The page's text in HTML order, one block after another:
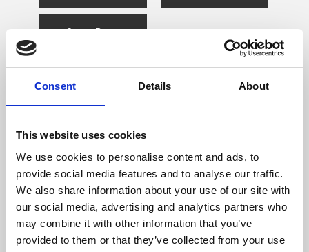
Consent Details About
This website uses cookies
We use cookies to personalise content and ads, to
provide social media features and to analyse our traffic.
We also share information about your use of our site with
our social media, advertising and analytics partners who
may combine it with other information that you’ve
provided to them or that they’ve collected from your use
Spare Parts
Rendimento Nominal (%)
Comprimento Máximo Lenha (mm) 700
Temperatura Máxima de Gases (ºC) 237